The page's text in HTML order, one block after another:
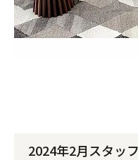
2024年2月スタッ